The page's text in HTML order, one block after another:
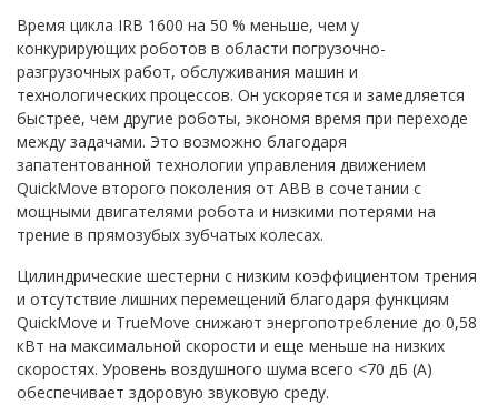
Время цикла IRB 1600 на 50 % меньше, чем у
конкурирующих роботов в области погрузочно-
разгрузочных работ, обслуживания машин и
технологических процессов. Он ускоряется и замедляется
быстрее, чем другие роботы, экономя время при переходе
между задачами. Это возможно благодаря
запатентованной технологии управления движением
QuickMove второго поколения от ABB в сочетании с
мощными двигателями робота и низкими потерями на
трение в прямозубых зубчатых колесах.
Цилиндрические шестерни с низким коэффициентом трения
и отсутствие лишних перемещений благодаря функциям
QuickMove и TrueMove снижают энергопотребление до 0,58
кВт на максимальной скорости и еще меньше на низких
скоростях. Уровень воздушного шума всего <70 дБ (А)
обеспечивает здоровую звуковую среду.